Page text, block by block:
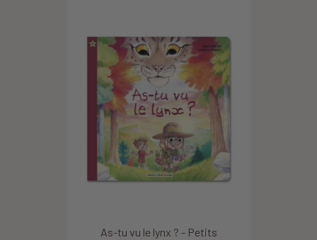
As-tu vu le lynx ? - Petits